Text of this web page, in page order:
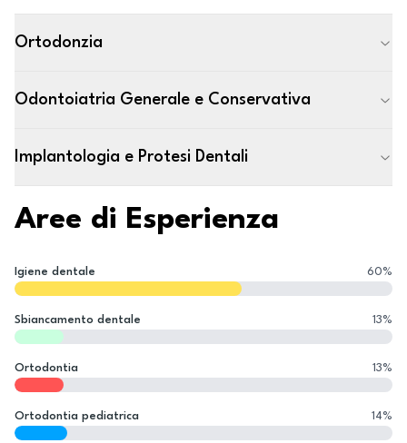
Ortodonzia
Odontoiatria Generale e Conservativa
Implantologia e Protesi Dentali
Aree di Esperienza
Igiene dentale 60%
Sbiancamento dentale 13%
Ortodontia 13%
Ortodontia pediatrica 14%